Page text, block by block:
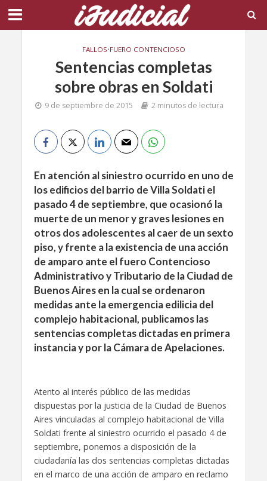
FALLOS•FUERO CONTENCIOSO
Sentencias completas
sobre obras en Soldati
9 de septiembre de 2015 2 minutos de lectura
En atención al siniestro ocurrido en uno de
los edificios del barrio de Villa Soldati el
pasado 4 de septiembre, que ocasionó la
muerte de un menor y graves lesiones en
otros dos adolescentes al caer de un sexto
piso, y frente a la existencia de una acción
de amparo ante el fuero Contencioso
Administrativo y Tributario de la Ciudad de
Buenos Aires en la cual se ordenaron
medidas ante la emergencia edilicia del
complejo habitacional, publicamos las
sentencias completas dictadas en primera
instancia y por la Cámara de Apelaciones.
Atento al interés público de las medidas
dispuestas por la justicia de la Ciudad de Buenos
Aires vinculadas al complejo habitacional de Villa
Soldati frente al siniestro ocurrido el pasado 4 de
septiembre, ponemos a disposición de la
ciudadanía las dos sentencias completas dictadas
en el marco de una acción de amparo en reclamo